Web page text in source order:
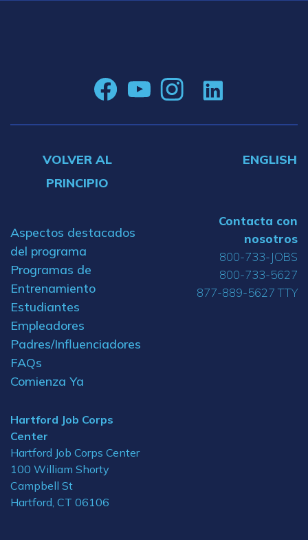
VOLVER AL
PRINCIPIO
ENGLISH
Aspectos destacados
del programa
Programas de
Entrenamiento
Estudiantes
Empleadores
Padres/Influenciadores
FAQs
Comienza Ya
Hartford Job Corps
Center
Hartford Job Corps Center
100 William Shorty
Campbell St
Hartford, CT 06106
Contacta con
nosotros
800-733-JOBS
800-733-5627
877-889-5627 TTY